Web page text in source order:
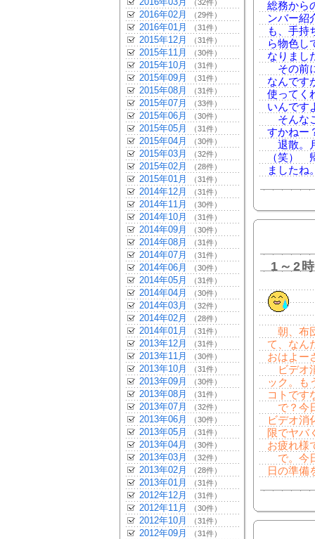
（32件）
2016年02月 （29件）
2016年01月 （31件）
2015年12月 （31件）
2015年11月 （30件）
2015年10月 （31件）
2015年09月 （31件）
2015年08月 （31件）
2015年07月 （33件）
2015年06月 （30件）
2015年05月 （31件）
2015年04月 （30件）
2015年03月 （32件）
2015年02月 （28件）
2015年01月 （31件）
2014年12月 （31件）
2014年11月 （30件）
2014年10月 （31件）
2014年09月 （30件）
2014年08月 （31件）
2014年07月 （31件）
2014年06月 （30件）
2014年05月 （31件）
2014年04月 （30件）
2014年03月 （32件）
2014年02月 （28件）
2014年01月 （31件）
2013年12月 （31件）
2013年11月 （30件）
2013年10月 （31件）
2013年09月 （30件）
2013年08月 （31件）
2013年07月 （32件）
2013年06月 （30件）
2013年05月 （31件）
2013年04月 （30件）
2013年03月 （32件）
2013年02月 （28件）
2013年01月 （31件）
2012年12月 （31件）
2012年11月 （30件）
2012年10月 （31件）
2012年09月 （31件）
総務から
ンバー紹
も、手持
ら物色し
なりまし
その前
なんです
使ってく
いんです
そんな
すかねー
退散。
（笑）
ましたね
1～2
朝、布
て、なん
おはよー
ビデオ
ック。も
コトです
で？今
ビデオ消
限でヤバ
お疲れ様
で。今
日の準備